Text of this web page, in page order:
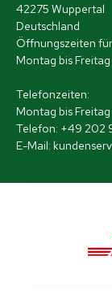
42275 Wuppertal
Deutschland
Öffnungszeiten
Montag bis
Telefonzeiten:
Montag bis
Telefon: +49 202
E-Mail: